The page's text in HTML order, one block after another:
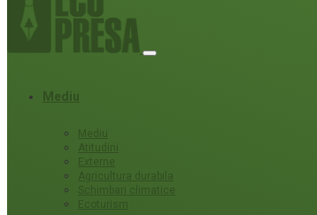
Mediu
Mediu
Atitudini
Externe
Agricultura durabila
Schimbari climatice
Ecoturism